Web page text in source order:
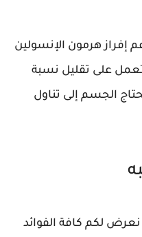
إفراز هرمون الإنسولين
على تقليل نسبة
الجسم إلى تناول
لكم كافة الفوائد